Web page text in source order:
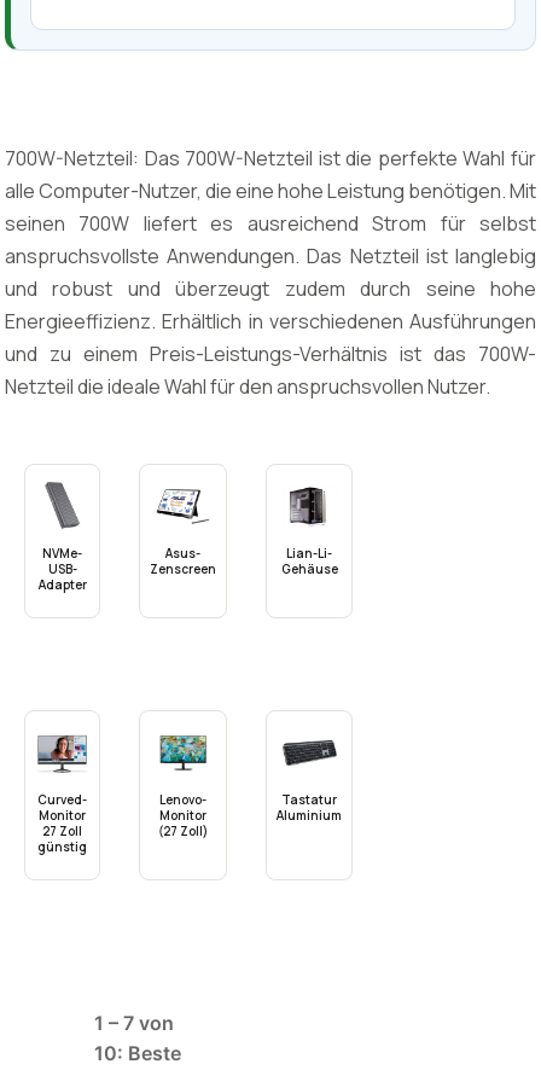
700W-Netzteil: Das 700W-Netzteil ist die perfekte Wahl für
alle Computer-Nutzer, die eine hohe Leistung benötigen. Mit
seinen 700W liefert es ausreichend Strom für selbst
anspruchsvollste Anwendungen. Das Netzteil ist langlebig
und robust und überzeugt zudem durch seine hohe
Energieeffizienz. Erhältlich in verschiedenen Ausführungen
und zu einem Preis-Leistungs-Verhältnis ist das 700W-
Netzteil die ideale Wahl für den anspruchsvollen Nutzer.
NVMe-
USB-
Adapter
Asus-
Zenscreen
Lian-Li-
Gehäuse
Curved-
Monitor
27 Zoll
günstig
Lenovo-
Monitor
(27 Zoll)
Tastatur
Aluminium
1 – 7 von
10: Beste